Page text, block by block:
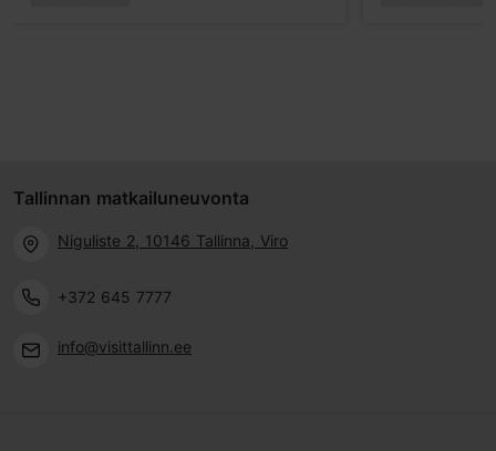
Tallinnan matkailuneuvonta
Niguliste 2, 10146 Tallinna, Viro
+372 645 7777
info@visittallinn.ee